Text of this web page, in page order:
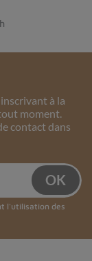
à la
moment.
contact dans
l'utilisation des